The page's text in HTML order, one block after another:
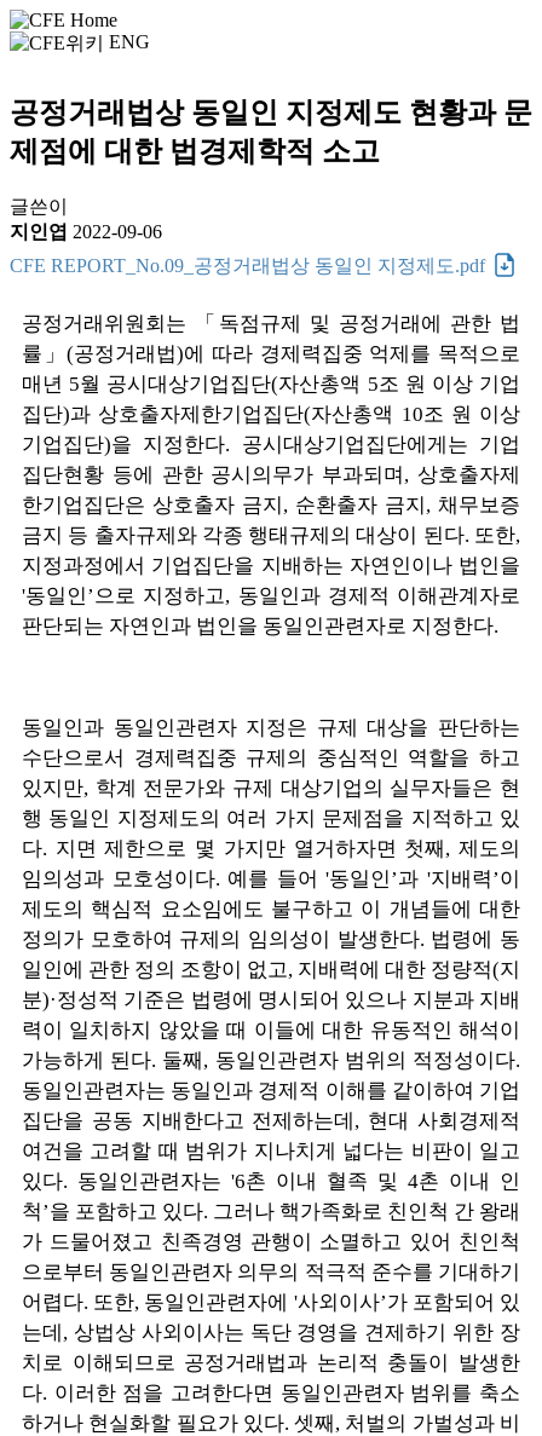
ENG
공정거래법상 동일인 지정제도 현황과 문
제점에 대한 법경제학적 소고
글쓴이
지인엽 2022-09-06
CFE REPORT_No.09_공정거래법상 동일인 지정제도.pdf
공정거래위원회는 「독점규제 및 공정거래에 관한 법
률」(공정거래법)에 따라 경제력집중 억제를 목적으로
매년 5월 공시대상기업집단(자산총액 5조 원 이상 기업
집단)과 상호출자제한기업집단(자산총액 10조 원 이상
기업집단)을 지정한다. 공시대상기업집단에게는 기업
집단현황 등에 관한 공시의무가 부과되며, 상호출자제
한기업집단은 상호출자 금지, 순환출자 금지, 채무보증
금지 등 출자규제와 각종 행태규제의 대상이 된다. 또한,
지정과정에서 기업집단을 지배하는 자연인이나 법인을
'동일인’으로 지정하고, 동일인과 경제적 이해관계자로
판단되는 자연인과 법인을 동일인관련자로 지정한다.
동일인과 동일인관련자 지정은 규제 대상을 판단하는
수단으로서 경제력집중 규제의 중심적인 역할을 하고
있지만, 학계 전문가와 규제 대상기업의 실무자들은 현
행 동일인 지정제도의 여러 가지 문제점을 지적하고 있
다. 지면 제한으로 몇 가지만 열거하자면 첫째, 제도의
임의성과 모호성이다. 예를 들어 '동일인’과 '지배력’이
제도의 핵심적 요소임에도 불구하고 이 개념들에 대한
정의가 모호하여 규제의 임의성이 발생한다. 법령에 동
일인에 관한 정의 조항이 없고, 지배력에 대한 정량적(지
분)·정성적 기준은 법령에 명시되어 있으나 지분과 지배
력이 일치하지 않았을 때 이들에 대한 유동적인 해석이
가능하게 된다. 둘째, 동일인관련자 범위의 적정성이다.
동일인관련자는 동일인과 경제적 이해를 같이하여 기업
집단을 공동 지배한다고 전제하는데, 현대 사회경제적
여건을 고려할 때 범위가 지나치게 넓다는 비판이 일고
있다. 동일인관련자는 '6촌 이내 혈족 및 4촌 이내 인
척’을 포함하고 있다. 그러나 핵가족화로 친인척 간 왕래
가 드물어졌고 친족경영 관행이 소멸하고 있어 친인척
으로부터 동일인관련자 의무의 적극적 준수를 기대하기
어렵다. 또한, 동일인관련자에 '사외이사’가 포함되어 있
는데, 상법상 사외이사는 독단 경영을 견제하기 위한 장
치로 이해되므로 공정거래법과 논리적 충돌이 발생한
다. 이러한 점을 고려한다면 동일인관련자 범위를 축소
하거나 현실화할 필요가 있다. 셋째, 처벌의 가벌성과 비